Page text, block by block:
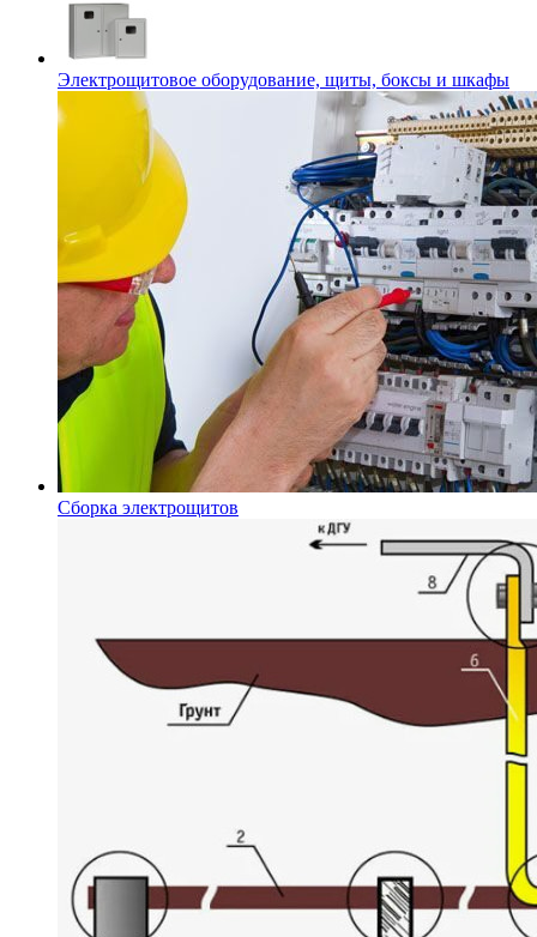
Электрощитовое оборудование, щиты, боксы и шкафы
Сборка электрощитов